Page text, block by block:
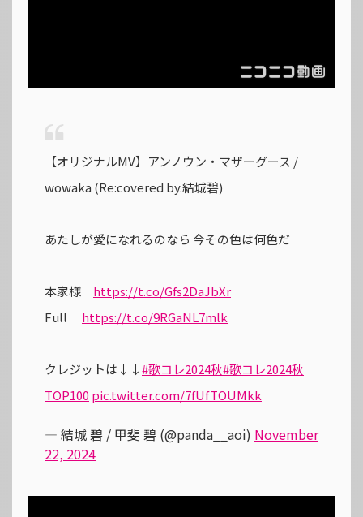
【オリジナルMV】アンノウン・マザーグース /
wowaka (Re:covered by.結城碧)
あたしが愛になれるのなら 今その色は何色だ
本家様 https://t.co/Gfs2DaJbXr
Full https://t.co/9RGaNL7mlk
クレジットは↓↓#歌コレ2024秋#歌コレ2024秋
TOP100 pic.twitter.com/7fUfTOUMkk
— 結城 碧 / 甲斐 碧 (@panda__aoi) November
22, 2024